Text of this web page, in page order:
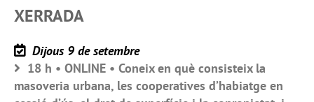
XERRADA
Dijous 9 de setembre
18 h • ONLINE • Coneix en què consisteix la
masoveria urbana, les cooperatives d’habiatge en